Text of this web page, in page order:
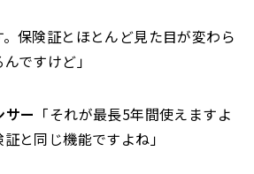
。保険証とほとんど見た目が変わら
ですけど」
サー 「それが最長5年間使えますよ
と同じ機能ですよね」